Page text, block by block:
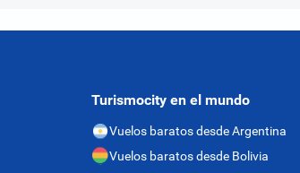
Turismocity en el mundo
Vuelos baratos desde Argentina
Vuelos baratos desde Bolivia